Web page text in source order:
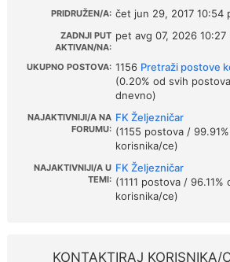
PRIDRUŽEN/A: čet jun 29, 2017 10:54
ZADNJI PUT
AKTIVAN/NA:
pet avg 07, 2026 10:27
UKUPNO POSTOVA: 1156 Pretraži postove
(0.20% od svih
dnevno)
NAJAKTIVNIJI/A NA
FORUMU:
FK Željezničar
(1155 postova /
korisnika/ce)
NAJAKTIVNIJI/A U
TEMI:
FK Željezničar
(1111 postova /
korisnika/ce)
KONTAKTIRAJ KORISNIKA/